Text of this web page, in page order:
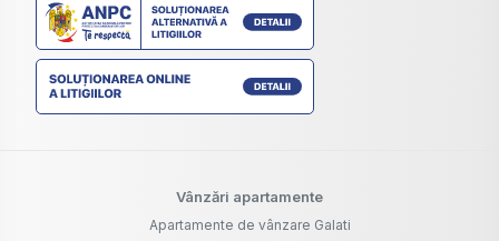
Vânzări apartamente
Apartamente de vânzare Galati